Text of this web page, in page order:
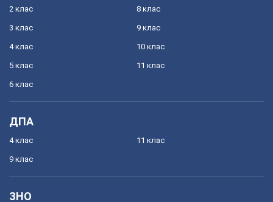
2 клас
3 клас
4 клас
5 клас
6 клас
8 клас
9 клас
10 клас
11 клас
ДПА
4 клас
9 клас
11 клас
ЗНО